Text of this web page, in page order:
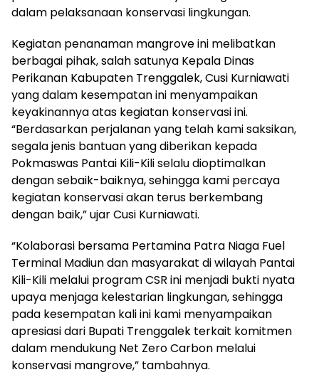
dalam pelaksanaan konservasi lingkungan.
Kegiatan penanaman mangrove ini melibatkan
berbagai pihak, salah satunya Kepala Dinas
Perikanan Kabupaten Trenggalek, Cusi Kurniawati
yang dalam kesempatan ini menyampaikan
keyakinannya atas kegiatan konservasi ini.
“Berdasarkan perjalanan yang telah kami saksikan,
segala jenis bantuan yang diberikan kepada
Pokmaswas Pantai Kili-Kili selalu dioptimalkan
dengan sebaik-baiknya, sehingga kami percaya
kegiatan konservasi akan terus berkembang
dengan baik,” ujar Cusi Kurniawati.
“Kolaborasi bersama Pertamina Patra Niaga Fuel
Terminal Madiun dan masyarakat di wilayah Pantai
Kili-Kili melalui program CSR ini menjadi bukti nyata
upaya menjaga kelestarian lingkungan, sehingga
pada kesempatan kali ini kami menyampaikan
apresiasi dari Bupati Trenggalek terkait komitmen
dalam mendukung Net Zero Carbon melalui
konservasi mangrove,” tambahnya.